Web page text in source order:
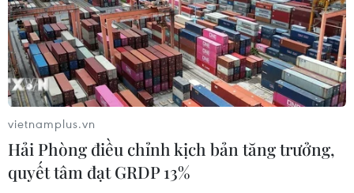
Bộ trưởng Trần Hồng Minh: Nhà ở cho
thuê sẽ là phân khúc chiến lược
05/06/2026 07:12
Bộ trưởng Trần Hồng Minh đề cập chiến lược phát triển
vietnamplus.vn
Hải Phòng điều chỉnh kịch bản tăng trưởng,
quyết tâm đạt GRDP 13%